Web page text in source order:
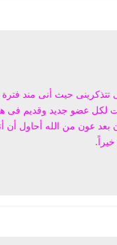
تتذكرينى حيث أنى مند
عضو جديد وقديم فى
عون من الله أحاول أن